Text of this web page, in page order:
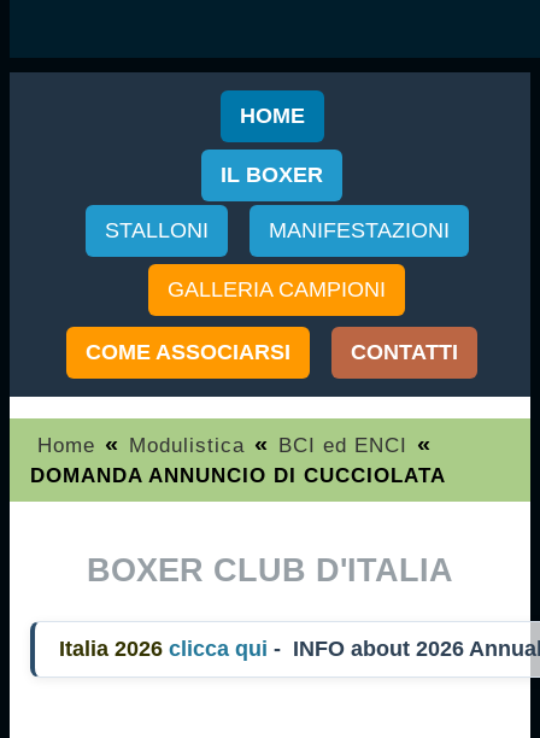
HOME
IL BOXER
STALLONI MANIFESTAZIONI
GALLERIA CAMPIONI
COME ASSOCIARSI CONTATTI
Home « Modulistica « BCI ed ENCI «
DOMANDA ANNUNCIO DI CUCCIOLATA
BOXER CLUB D'ITALIA
talia 2026 clicca qui- INFO about 2026